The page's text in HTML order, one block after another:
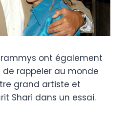
ont également
rappeler au monde
grand artiste et
Shari dans un essai.